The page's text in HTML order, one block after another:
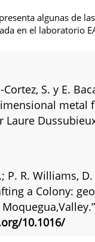
algunas de
en el laboratorio
Cortez, S. y E.
metal
Laure
P. R. Williams,
a Colony:
10.1016/